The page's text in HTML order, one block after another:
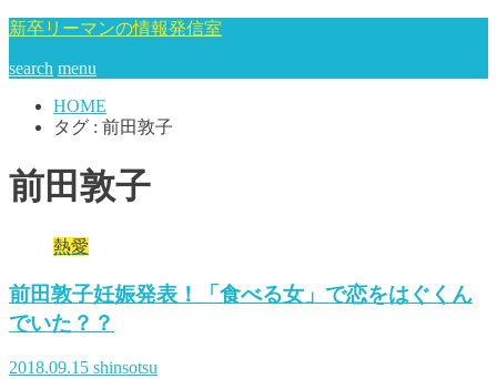
新卒リーマンの情報発信室
search menu
HOME
タグ : 前田敦子
前田敦子
熱愛
前田敦子妊娠発表！「食べる女」で恋をはぐくん
でいた？？
2018.09.15 shinsotsu